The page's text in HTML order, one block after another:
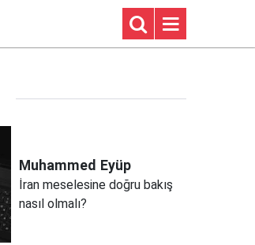
Muhammed Eyüp
İran meselesine doğru bakış
nasıl olmalı?